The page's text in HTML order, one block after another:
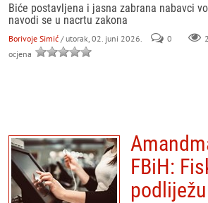
Biće postavljena i jasna zabrana nabavci
navodi se u nacrtu zakona
Borivoje Simić / utorak, 02. juni 2026. 0
ocjena
FBiH: